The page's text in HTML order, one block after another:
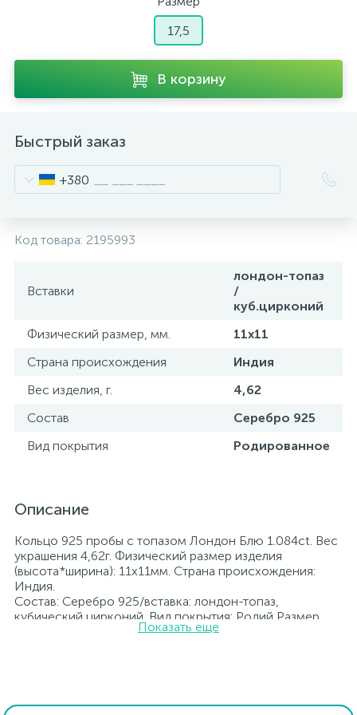
17,5
В корзину
Быстрый заказ
+380
Код товара: 2195993
Вставки
лондон-топаз
/
куб.цирконий
Физический размер, мм.
11х11
Страна происхождения
Индия
Вес изделия, г.
4,62
Состав
Серебро 925
Вид покрытия
Родированное
Описание
Кольцо 925 пробы с топазом Лондон Блю 1.084ct. Вес
украшения 4,62г. Физический размер изделия
(высота*ширина): 11х11мм. Страна происхождения:
Индия.
Состав: Серебро 925/вставка: лондон-топаз,
кубический цирконий. Вид покрытия: Родий Размер
нашем сайте прошли внутренний контроль качества, а
Показать еще